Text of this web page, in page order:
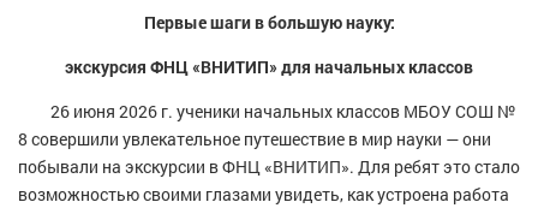
Первые шаги в большую науку:
экскурсия ФНЦ «ВНИТИП» для начальных классов
26 июня 2026 г. ученики начальных классов МБОУ СОШ №
8 совершили увлекательное путешествие в мир науки — они
побывали на экскурсии в ФНЦ «ВНИТИП». Для ребят это стало
возможностью своими глазами увидеть, как устроена работа